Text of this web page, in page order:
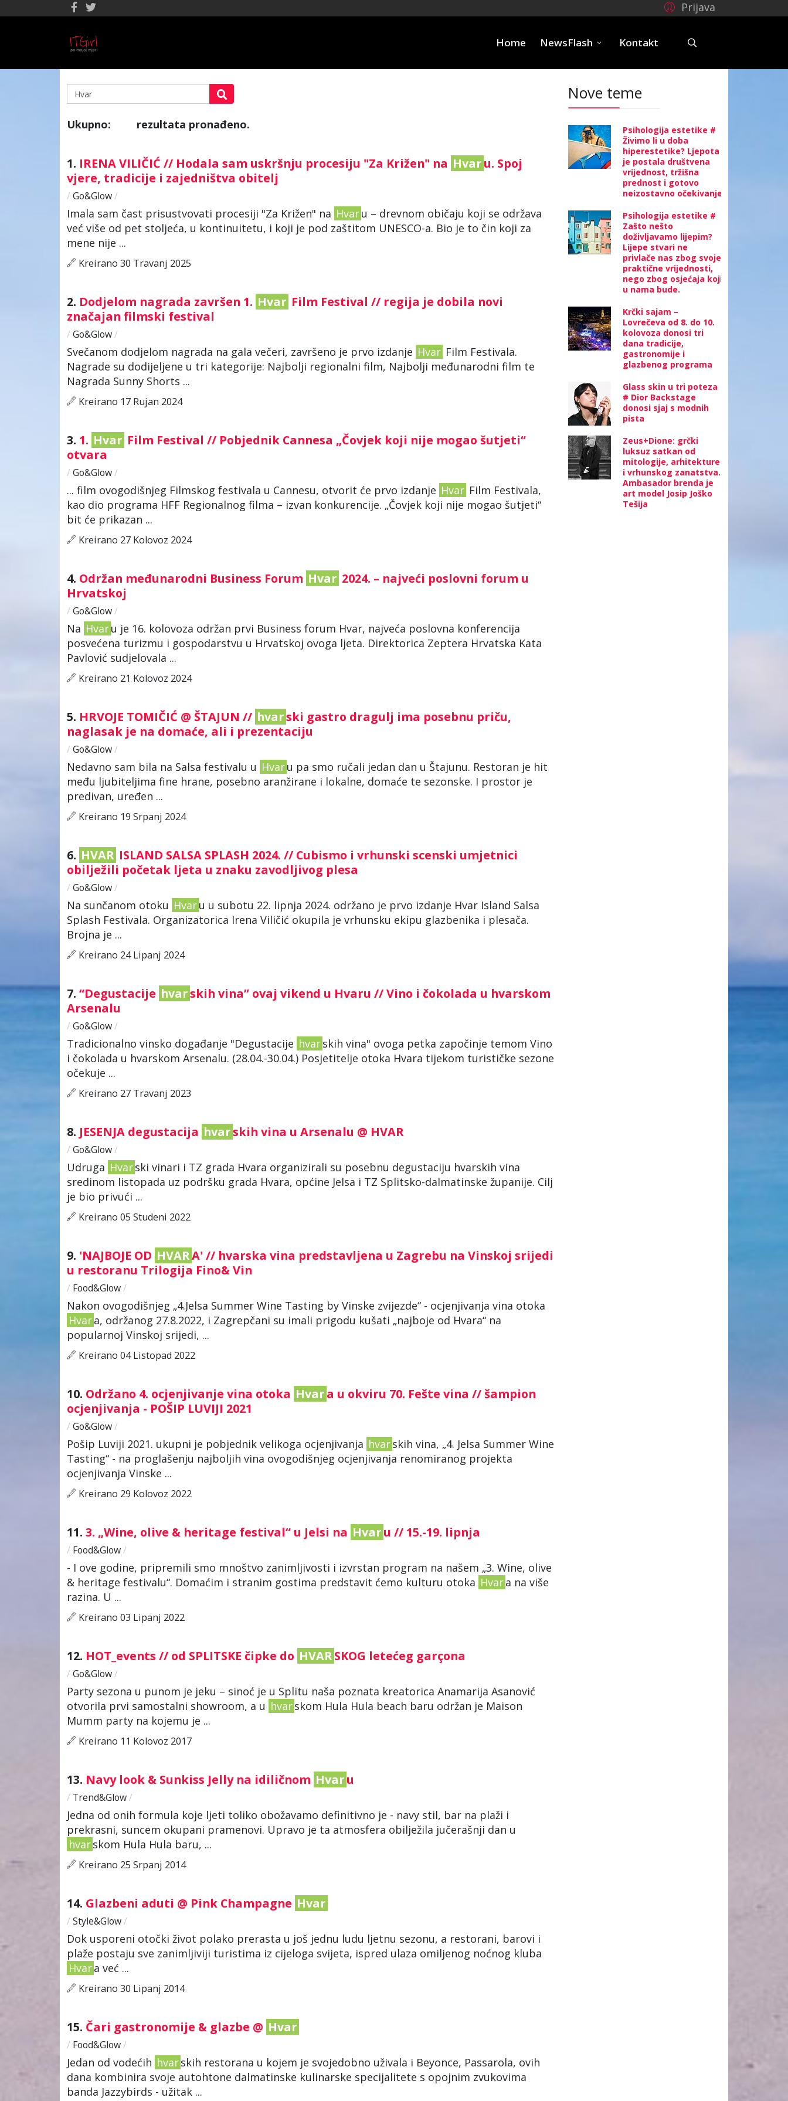
Prijava
Home NewsFlash Kontakt
Ukupno: rezultata pronađeno.
1. IRENA VILIČIĆ // Hodala sam uskršnju procesiju "Za Križen" na Hvaru. Spoj
vjere, tradicije i zajedništva obitelj
/ Go&Glow/
Imala sam čast prisustvovati procesiji "Za Križen" na Hvaru – drevnom običaju koji se održava
već više od pet stoljeća, u kontinuitetu, i koji je pod zaštitom UNESCO-a. Bio je to čin koji za
mene nije ...
Kreirano 30 Travanj 2025
2. Dodjelom nagrada završen 1. Hvar Film Festival // regija je dobila novi
značajan filmski festival
/ Go&Glow/
Svečanom dodjelom nagrada na gala večeri, završeno je prvo izdanje Hvar Film Festivala.
Nagrade su dodijeljene u tri kategorije: Najbolji regionalni film, Najbolji međunarodni film te
Nagrada Sunny Shorts ...
Kreirano 17 Rujan 2024
3. 1. Hvar Film Festival // Pobjednik Cannesa „Čovjek koji nije mogao šutjeti“
otvara
/ Go&Glow/
... film ovogodišnjeg Filmskog festivala u Cannesu, otvorit će prvo izdanje Hvar Film Festivala,
kao dio programa HFF Regionalnog filma – izvan konkurencije. „Čovjek koji nije mogao šutjeti“
bit će prikazan ...
Kreirano 27 Kolovoz 2024
4. Održan međunarodni Business Forum Hvar 2024. – najveći poslovni forum u
Hrvatskoj
/ Go&Glow/
Na Hvaru je 16. kolovoza održan prvi Business forum Hvar, najveća poslovna konferencija
posvećena turizmu i gospodarstvu u Hrvatskoj ovoga ljeta. Direktorica Zeptera Hrvatska Kata
Pavlović sudjelovala ...
Kreirano 21 Kolovoz 2024
5. HRVOJE TOMIČIĆ @ ŠTAJUN // hvarski gastro dragulj ima posebnu priču,
naglasak je na domaće, ali i prezentaciju
/ Go&Glow/
Nedavno sam bila na Salsa festivalu u Hvaru pa smo ručali jedan dan u Štajunu. Restoran je hit
među ljubiteljima fine hrane, posebno aranžirane i lokalne, domaće te sezonske. I prostor je
predivan, uređen ...
Kreirano 19 Srpanj 2024
6. HVAR ISLAND SALSA SPLASH 2024. // Cubismo i vrhunski scenski umjetnici
obilježili početak ljeta u znaku zavodljivog plesa
/ Go&Glow/
Na sunčanom otoku Hvaru u subotu 22. lipnja 2024. održano je prvo izdanje Hvar Island Salsa
Splash Festivala. Organizatorica Irena Viličić okupila je vrhunsku ekipu glazbenika i plesača.
Brojna je ...
Kreirano 24 Lipanj 2024
7. “Degustacije hvarskih vina” ovaj vikend u Hvaru // Vino i čokolada u hvarskom
Arsenalu
/ Go&Glow/
Tradicionalno vinsko događanje "Degustacije hvarskih vina" ovoga petka započinje temom Vino
i čokolada u hvarskom Arsenalu. (28.04.-30.04.) Posjetitelje otoka Hvara tijekom turističke sezone
očekuje ...
Kreirano 27 Travanj 2023
8. JESENJA degustacija hvarskih vina u Arsenalu @ HVAR
/ Go&Glow/
Udruga Hvarski vinari i TZ grada Hvara organizirali su posebnu degustaciju hvarskih vina
sredinom listopada uz podršku grada Hvara, općine Jelsa i TZ Splitsko-dalmatinske županije. Cilj
je bio privući ...
Kreirano 05 Studeni 2022
9. 'NAJBOJE OD HVARA' // hvarska vina predstavljena u Zagrebu na Vinskoj srijedi
u restoranu Trilogija Fino& Vin
/ Food&Glow/
Nakon ovogodišnjeg „4.Jelsa Summer Wine Tasting by Vinske zvijezde“ - ocjenjivanja vina otoka
Hvara, održanog 27.8.2022, i Zagrepčani su imali prigodu kušati „najboje od Hvara“ na
popularnoj Vinskoj srijedi, ...
Kreirano 04 Listopad 2022
10. Održano 4. ocjenjivanje vina otoka Hvara u okviru 70. Fešte vina // šampion
ocjenjivanja - POŠIP LUVIJI 2021
/ Go&Glow/
Pošip Luviji 2021. ukupni je pobjednik velikoga ocjenjivanja hvarskih vina, „4. Jelsa Summer Wine
Tasting“ - na proglašenju najboljih vina ovogodišnjeg ocjenjivanja renomiranog projekta
ocjenjivanja Vinske ...
Kreirano 29 Kolovoz 2022
11. 3. „Wine, olive & heritage festival“ u Jelsi na Hvaru // 15.-19. lipnja
/ Food&Glow/
- I ove godine, pripremili smo mnoštvo zanimljivosti i izvrstan program na našem „3. Wine, olive
& heritage festivalu“. Domaćim i stranim gostima predstavit ćemo kulturu otoka Hvara na više
razina. U ...
Kreirano 03 Lipanj 2022
12. HOT_events // od SPLITSKE čipke do HVARSKOG letećeg garçona
/ Go&Glow/
Party sezona u punom je jeku – sinoć je u Splitu naša poznata kreatorica Anamarija Asanović
otvorila prvi samostalni showroom, a u hvarskom Hula Hula beach baru održan je Maison
Mumm party na kojemu je ...
Kreirano 11 Kolovoz 2017
13. Navy look & Sunkiss Jelly na idiličnom Hvaru
/ Trend&Glow/
Jedna od onih formula koje ljeti toliko obožavamo definitivno je - navy stil, bar na plaži i
prekrasni, suncem okupani pramenovi. Upravo je ta atmosfera obilježila jučerašnji dan u
hvarskom Hula Hula baru, ...
Kreirano 25 Srpanj 2014
14. Glazbeni aduti @ Pink Champagne Hvar
/ Style&Glow/
Dok usporeni otočki život polako prerasta u još jednu ludu ljetnu sezonu, a restorani, barovi i
plaže postaju sve zanimljiviji turistima iz cijeloga svijeta, ispred ulaza omiljenog noćnog kluba
Hvara već ...
Kreirano 30 Lipanj 2014
15. Čari gastronomije & glazbe @ Hvar
/ Food&Glow/
Jedan od vodećih hvarskih restorana u kojem je svojedobno uživala i Beyonce, Passarola, ovih
dana kombinira svoje autohtone dalmatinske kulinarske specijalitete s opojnim zvukovima
banda Jazzybirds - užitak ...
Nove teme
Psihologija estetike #
Živimo li u doba
hiperestetike? Ljepota
je postala društvena
vrijednost, tržišna
prednost i gotovo
neizostavno očekivanje
Psihologija estetike #
Zašto nešto
doživljavamo lijepim?
Lijepe stvari ne
privlače nas zbog svoje
praktične vrijednosti,
nego zbog osjećaja koji
u nama bude.
Krčki sajam –
Lovrečeva od 8. do 10.
kolovoza donosi tri
dana tradicije,
gastronomije i
glazbenog programa
Glass skin u tri poteza
# Dior Backstage
donosi sjaj s modnih
pista
Zeus+Dione: grčki
luksuz satkan od
mitologije, arhitekture
i vrhunskog zanatstva.
Ambasador brenda je
art model Josip Joško
Tešija